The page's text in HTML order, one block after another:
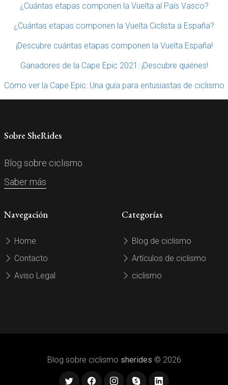
¿Cuántas etapas componen la Vuelta al País Vasco?
¿Cuántas etapas componen la Vuelta Ciclista a España?
¡Descubre cuántas etapas componen la Vuelta España!
Ganadores de la Cape Epic 2021: ¡Descubre quiénes!
Cómo ver la Cape Epic: Una guía para entusiastas de ciclismo
Sobre SheRides
Blog sobre ciclismo.
Saber más
Navegación
Home
Contacto
Aviso Legal
Categorías
Blog de ciclismo
Artículos de ciclismo
ciclismo
Blog sobre ciclismo sherides © 2026